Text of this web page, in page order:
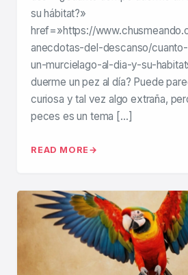
su hábitat?»
href=»https://
anecdotas-del-descanso/
un-murcielago-al-dia-y-su-
duerme un pez al día? Puede
curiosa y tal vez algo extraña,
peces es un tema […]
READ MORE